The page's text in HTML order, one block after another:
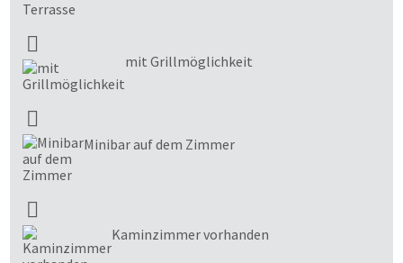
mit Grillmöglichkeit
Minibar auf dem Zimmer
Kaminzimmer vorhanden